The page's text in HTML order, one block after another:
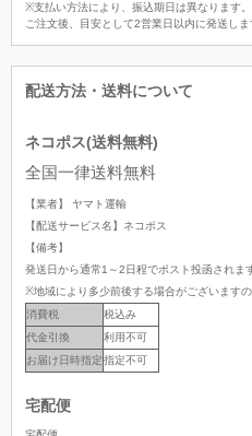
※支払い方法により、振込期日は異なります。
ご注文後、目安として2営業日以内に発送しま
配送方法・送料について
ネコポス(送料無料)
全国一律送料無料
【業者】 ヤマト運輸
【配送サービス名】ネコポス
【備考】
発送日から通常1～2日程でポスト投函されま
※地域により多少前後する場合がございますの
消費税
税込み
代金引換
利用不可
お届け日時指定指定不可
宅配便